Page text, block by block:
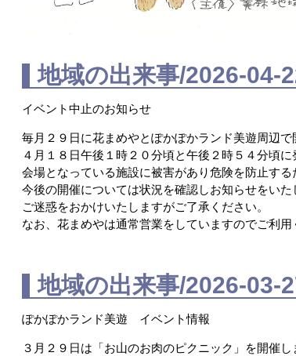
地域の出来事/2026-04-
イベント中止のお知らせ
毎月２９日に花まめやとぽかぽかランド美遊周辺
４月１８日午後１時２０分頃と午後２時５４分頃
会場となっている施設に被害があり危険を防止す
今後の開催については状況を確認しお知らせをいた
ご迷惑をおかけいたしますがご了承ください。
なお、花まめやは通常営業をしていますのでご利用
美麻地域
地域の出来事/2026-03-
ぽかぽかランド美遊 イベント情報
３月２９日は「お山のお肉のピクニック」を開催し